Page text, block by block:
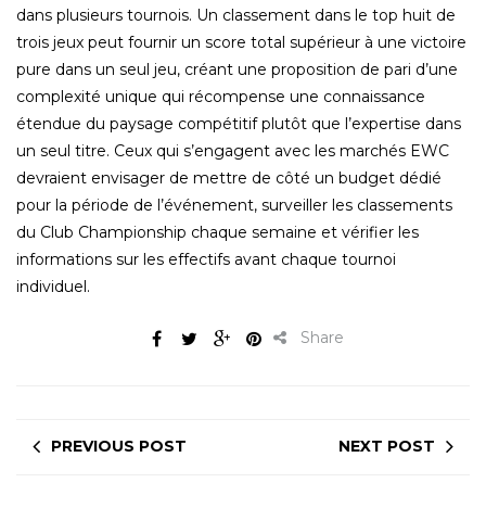
dans plusieurs tournois. Un classement dans le top huit de
trois jeux peut fournir un score total supérieur à une victoire
pure dans un seul jeu, créant une proposition de pari d’une
complexité unique qui récompense une connaissance
étendue du paysage compétitif plutôt que l’expertise dans
un seul titre. Ceux qui s’engagent avec les marchés EWC
devraient envisager de mettre de côté un budget dédié
pour la période de l’événement, surveiller les classements
du Club Championship chaque semaine et vérifier les
informations sur les effectifs avant chaque tournoi
individuel.
Share
PREVIOUS POST NEXT POST